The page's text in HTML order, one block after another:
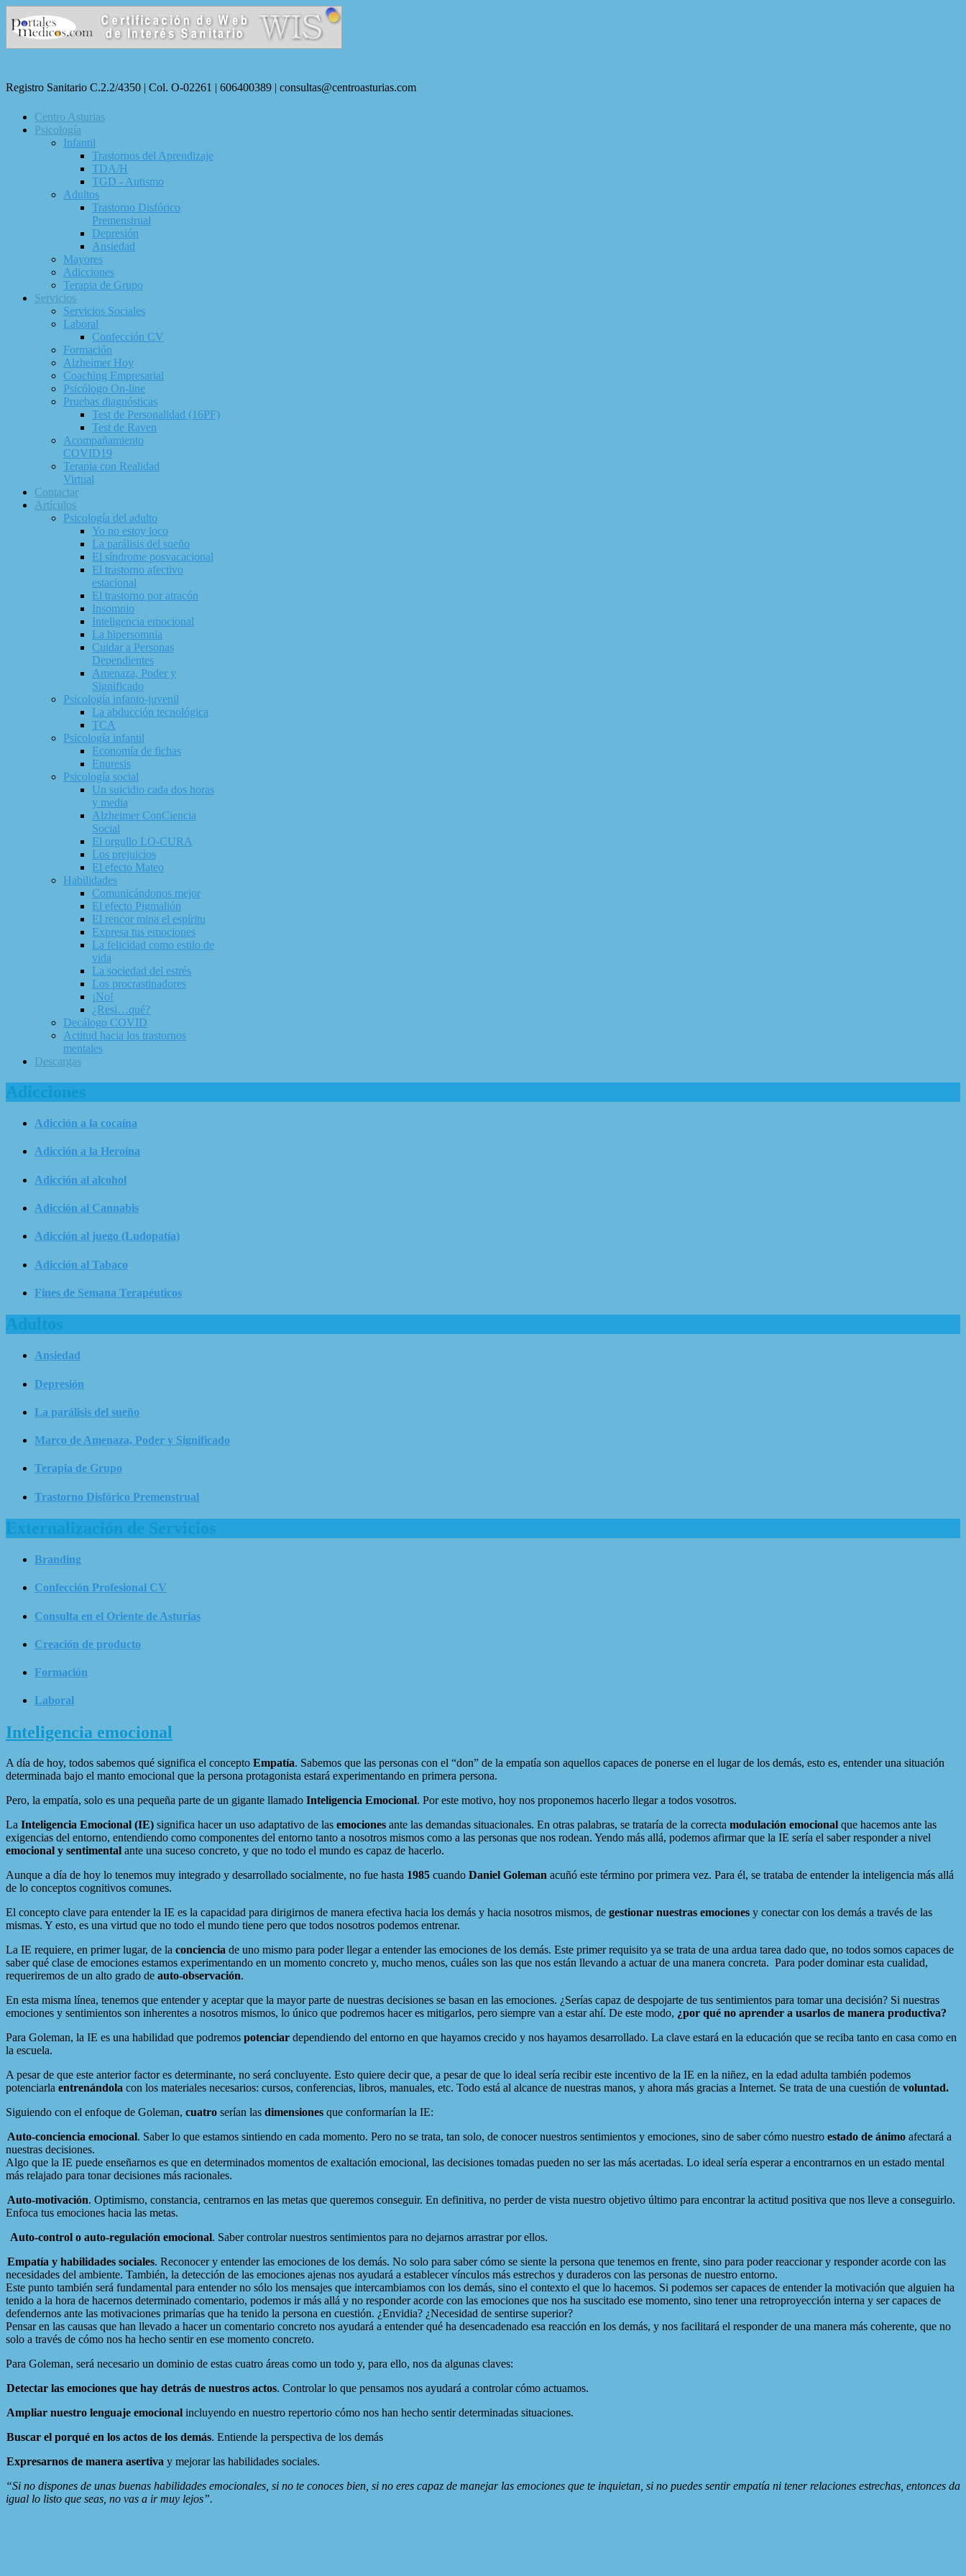
Registro Sanitario C.2.2/4350 | Col. O-02261 | 606400389 | consultas@centroasturias.com
Centro Asturias
Psicología
Infantil
Trastornos del Aprendizaje
TDA/H
TGD - Autismo
Adultos
Trastorno Disfórico
Premenstrual
Depresión
Ansiedad
Mayores
Adicciones
Terapia de Grupo
Servicios
Servicios Sociales
Laboral
Confección CV
Formación
Alzheimer Hoy
Coaching Empresarial
Psicólogo On-line
Pruebas diagnósticas
Test de Personalidad (16PF)
Test de Raven
Acompañamiento
COVID19
Terapia con Realidad
Virtual
Contactar
Artículos
Psicología del adulto
Yo no estoy loco
La parálisis del sueño
El síndrome posvacacional
El trastorno afectivo
estacional
El trastorno por atracón
Insomnio
Inteligencia emocional
La hipersomnia
Cuidar a Personas
Dependientes
Amenaza, Poder y
Significado
Psicología infanto-juvenil
La abducción tecnológica
TCA
Psicología infantil
Economía de fichas
Enuresis
Psicología social
Un suicidio cada dos horas
y media
Alzheimer ConCiencia
Social
El orgullo LO-CURA
Los prejuicios
El efecto Mateo
Habilidades
Comunicándonos mejor
El efecto Pigmalión
El rencor mina el espíritu
Expresa tus emociones
La felicidad como estilo de
vida
La sociedad del estrés
Los procrastinadores
¡No!
¿Resi…qué?
Decálogo COVID
Actitud hacia los trastornos
mentales
Descargas
Adicciones
Adicción a la cocaína
Adicción a la Heroína
Adicción al alcohol
Adicción al Cannabis
Adicción al juego (Ludopatía)
Adicción al Tabaco
Fines de Semana Terapéuticos
Adultos
Ansiedad
Depresión
La parálisis del sueño
Marco de Amenaza, Poder y Significado
Terapia de Grupo
Trastorno Disfórico Premenstrual
Externalización de Servicios
Branding
Confección Profesional CV
Consulta en el Oriente de Asturias
Creación de producto
Formación
Laboral
Inteligencia emocional
A día de hoy, todos sabemos qué significa el concepto Empatía. Sabemos que las personas con el “don” de la empatía son aquellos capaces de ponerse en el lugar de los demás, esto es, entender una situación
determinada bajo el manto emocional que la persona protagonista estará experimentando en primera persona.
Pero, la empatía, solo es una pequeña parte de un gigante llamado Inteligencia Emocional. Por este motivo, hoy nos proponemos hacerlo llegar a todos vosotros.
La Inteligencia Emocional (IE) significa hacer un uso adaptativo de las emociones ante las demandas situacionales. En otras palabras, se trataría de la correcta modulación emocional que hacemos ante las
exigencias del entorno, entendiendo como componentes del entorno tanto a nosotros mismos como a las personas que nos rodean. Yendo más allá, podemos afirmar que la IE sería el saber responder a nivel
emocional y sentimental ante una suceso concreto, y que no todo el mundo es capaz de hacerlo.
Aunque a día de hoy lo tenemos muy integrado y desarrollado socialmente, no fue hasta 1985 cuando Daniel Goleman acuñó este término por primera vez. Para él, se trataba de entender la inteligencia más allá
de lo conceptos cognitivos comunes.
El concepto clave para entender la IE es la capacidad para dirigirnos de manera efectiva hacia los demás y hacia nosotros mismos, de gestionar nuestras emociones y conectar con los demás a través de las
mismas. Y esto, es una virtud que no todo el mundo tiene pero que todos nosotros podemos entrenar.
La IE requiere, en primer lugar, de la conciencia de uno mismo para poder llegar a entender las emociones de los demás. Este primer requisito ya se trata de una ardua tarea dado que, no todos somos capaces de
saber qué clase de emociones estamos experimentando en un momento concreto y, mucho menos, cuáles son las que nos están llevando a actuar de una manera concreta. Para poder dominar esta cualidad,
requeriremos de un alto grado de auto-observación.
En esta misma línea, tenemos que entender y aceptar que la mayor parte de nuestras decisiones se basan en las emociones. ¿Serías capaz de despojarte de tus sentimientos para tomar una decisión? Si nuestras
emociones y sentimientos son inherentes a nosotros mismos, lo único que podremos hacer es mitigarlos, pero siempre van a estar ahí. De este modo, ¿por qué no aprender a usarlos de manera productiva?
Para Goleman, la IE es una habilidad que podremos potenciar dependiendo del entorno en que hayamos crecido y nos hayamos desarrollado. La clave estará en la educación que se reciba tanto en casa como en
la escuela.
A pesar de que este anterior factor es determinante, no será concluyente. Esto quiere decir que, a pesar de que lo ideal sería recibir este incentivo de la IE en la niñez, en la edad adulta también podemos
potenciarla entrenándola con los materiales necesarios: cursos, conferencias, libros, manuales, etc. Todo está al alcance de nuestras manos, y ahora más gracias a Internet. Se trata de una cuestión de voluntad.
Siguiendo con el enfoque de Goleman, cuatro serían las dimensiones que conformarían la IE:
Auto-conciencia emocional. Saber lo que estamos sintiendo en cada momento. Pero no se trata, tan solo, de conocer nuestros sentimientos y emociones, sino de saber cómo nuestro estado de ánimo afectará a
nuestras decisiones.
Algo que la IE puede enseñarnos es que en determinados momentos de exaltación emocional, las decisiones tomadas pueden no ser las más acertadas. Lo ideal sería esperar a encontrarnos en un estado mental
más relajado para tonar decisiones más racionales.
Auto-motivación. Optimismo, constancia, centrarnos en las metas que queremos conseguir. En definitiva, no perder de vista nuestro objetivo último para encontrar la actitud positiva que nos lleve a conseguirlo.
Enfoca tus emociones hacia las metas.
Auto-control o auto-regulación emocional. Saber controlar nuestros sentimientos para no dejarnos arrastrar por ellos.
Empatía y habilidades sociales. Reconocer y entender las emociones de los demás. No solo para saber cómo se siente la persona que tenemos en frente, sino para poder reaccionar y responder acorde con las
necesidades del ambiente. También, la detección de las emociones ajenas nos ayudará a establecer vínculos más estrechos y duraderos con las personas de nuestro entorno.
Este punto también será fundamental para entender no sólo los mensajes que intercambiamos con los demás, sino el contexto el que lo hacemos. Si podemos ser capaces de entender la motivación que alguien ha
tenido a la hora de hacernos determinado comentario, podemos ir más allá y no responder acorde con las emociones que nos ha suscitado ese momento, sino tener una retroproyección interna y ser capaces de
defendernos ante las motivaciones primarías que ha tenido la persona en cuestión. ¿Envidia? ¿Necesidad de sentirse superior?
Pensar en las causas que han llevado a hacer un comentario concreto nos ayudará a entender qué ha desencadenado esa reacción en los demás, y nos facilitará el responder de una manera más coherente, que no
solo a través de cómo nos ha hecho sentir en ese momento concreto.
Para Goleman, será necesario un dominio de estas cuatro áreas como un todo y, para ello, nos da algunas claves:
Detectar las emociones que hay detrás de nuestros actos. Controlar lo que pensamos nos ayudará a controlar cómo actuamos.
Ampliar nuestro lenguaje emocional incluyendo en nuestro repertorio cómo nos han hecho sentir determinadas situaciones.
Buscar el porqué en los actos de los demás. Entiende la perspectiva de los demás
Expresarnos de manera asertiva y mejorar las habilidades sociales.
“Si no dispones de unas buenas habilidades emocionales, si no te conoces bien, si no eres capaz de manejar las emociones que te inquietan, si no puedes sentir empatía ni tener relaciones estrechas, entonces da
igual lo listo que seas, no vas a ir muy lejos”.